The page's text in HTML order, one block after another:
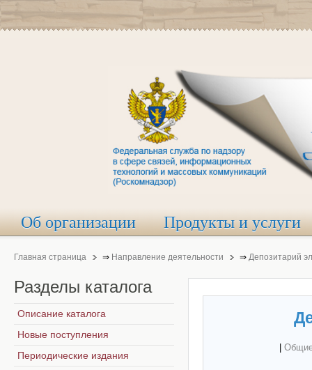
Об организации Продукты и услуги
Главная страница ⇒ Направление деятельности ⇒ Депозитарий
Разделы каталога
Описание каталога
Новые поступления
Периодические издания